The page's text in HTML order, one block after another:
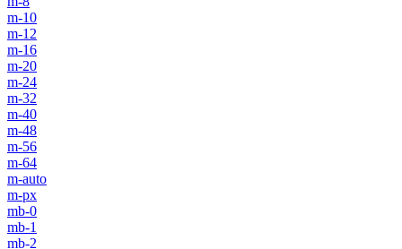
m-10
m-12
m-16
m-20
m-24
m-32
m-40
m-48
m-56
m-64
m-auto
m-px
mb-0
mb-1
mb-2